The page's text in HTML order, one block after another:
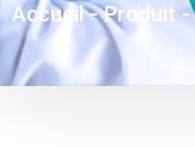
Accueil - Produit -